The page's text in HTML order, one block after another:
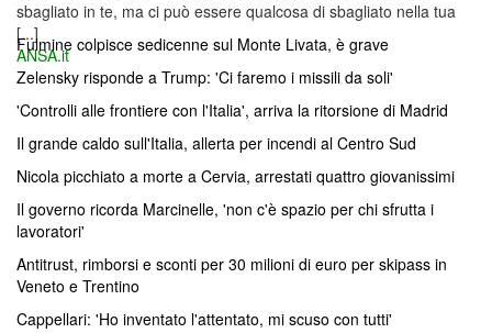
sbagliato in te, ma ci può essere qualcosa di sbagliato nella tua
[...]
ANSA.it
Fulmine colpisce sedicenne sul Monte Livata, è grave
Zelensky risponde a Trump: 'Ci faremo i missili da soli'
'Controlli alle frontiere con l'Italia', arriva la ritorsione di Madrid
Il grande caldo sull'Italia, allerta per incendi al Centro Sud
Nicola picchiato a morte a Cervia, arrestati quattro giovanissimi
Il governo ricorda Marcinelle, 'non c'è spazio per chi sfrutta i
lavoratori'
Antitrust, rimborsi e sconti per 30 milioni di euro per skipass in
Veneto e Trentino
Cappellari: 'Ho inventato l'attentato, mi scuso con tutti'